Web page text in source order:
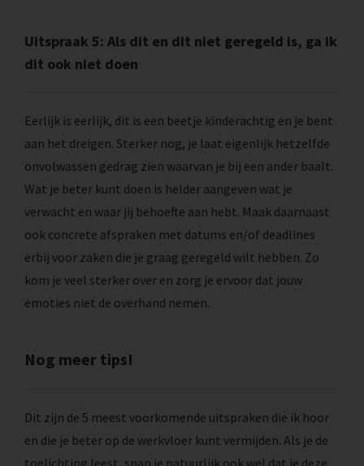
Uitspraak 5: Als dit en dit niet geregeld is, ga ik
dit ook niet doen
Eerlijk is eerlijk, dit is een beetje kinderachtig en je bent
aan het dreigen. Sterker nog, je laat eigenlijk hetzelfde
onvolwassen gedrag zien waarvan je bij een ander baalt.
Wat je beter kunt doen is helder aangeven wat je
verwacht en waar jij behoefte aan hebt. Maak daarnaast
ook concrete afspraken met datums en/of deadlines
erbij voor zaken die je graag geregeld wilt hebben. Zo
kom je veel sterker over en zorg je ervoor dat jouw
emoties niet de overhand nemen.
Nog meer tips!
Dit zijn de 5 meest voorkomende uitspraken die ik hoor
en die je beter op de werkvloer kunt vermijden. Als je de
toelichting leest, snap je natuurlijk ook wel dat je deze